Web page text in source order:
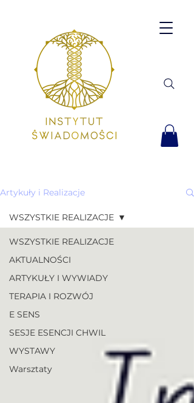
Artykuły i Realizacje
WSZYSTKIE REALIZACJE
AKTUALNOŚCI
ARTYKUŁY I WYWIADY
TERAPIA I ROZWÓJ
E SENS
SESJE ESENCJI CHWIL
WYSTAWY
Warsztaty
WSZYSTKIE REALIZACJE